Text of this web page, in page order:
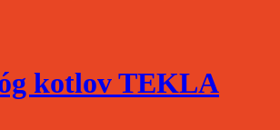
kotlov TEKLA